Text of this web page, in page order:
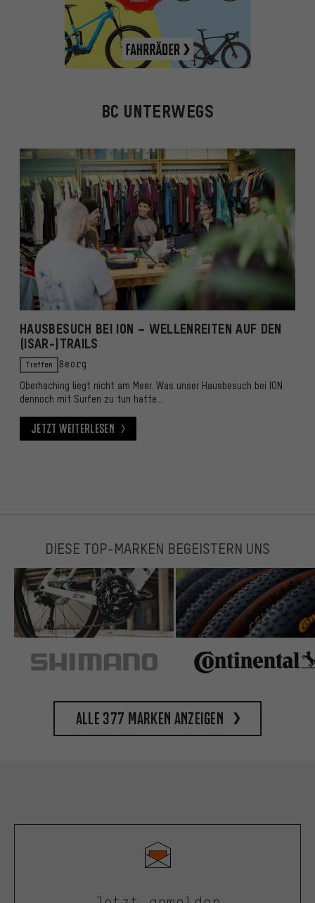
BC UNTERWEGS
HAUSBESUCH BEI ION – WELLENREITEN AUF DEN
(ISAR-)TRAILS
Treffen Georg
Oberhaching liegt nicht am Meer. Was unser Hausbesuch bei ION
dennoch mit Surfen zu tun hatte…
Jetzt weiterlesen
DIESE TOP-MARKEN BEGEISTERN UNS
Alle 377 Marken anzeigen